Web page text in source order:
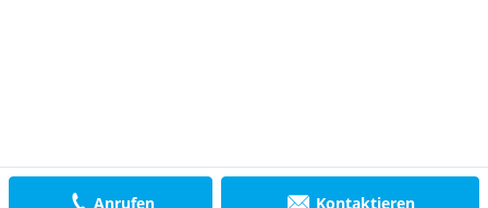
Anrufen Kontaktieren